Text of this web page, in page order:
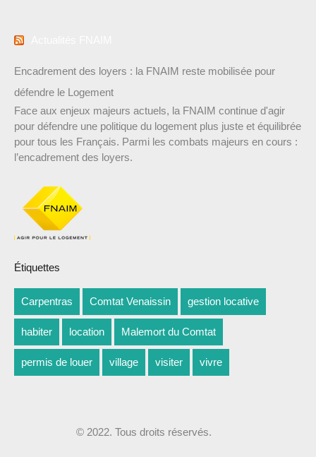
Encadrement des loyers : la FNAIM reste mobilisée pour
défendre le Logement
Face aux enjeux majeurs actuels, la FNAIM continue d'agir
pour défendre une politique du logement plus juste et équilibrée
pour tous les Français. Parmi les combats majeurs en cours :
l’encadrement des loyers.
Étiquettes
Carpentras Comtat Venaissin gestion locative
habiter location Malemort du Comtat
permis de louer village visiter vivre
© 2022. Tous droits réservés.